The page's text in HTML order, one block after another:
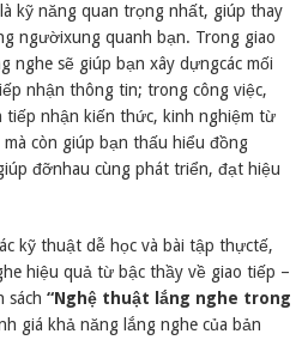
kỹ năng quan trọng nhất, giúp thay
ngườixung quanh bạn. Trong giao
nghe sẽ giúp bạn xây dựngcác mối
nhận thông tin; trong công việc,
tiếp nhận kiến thức, kinh nghiệm từ
còn giúp bạn thấu hiểu đồng
đỡnhau cùng phát triển, đạt hiệu
kỹ thuật dễ học và bài tập thựctế,
hiệu quả từ bậc thầy về giao tiếp –
sách“Nghệ thuật lắng nghe trong
giá khả năng lắng nghe của bản